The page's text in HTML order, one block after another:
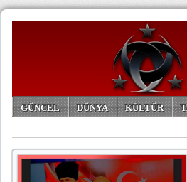
GÜNCEL DÜNYA KÜLTÜR